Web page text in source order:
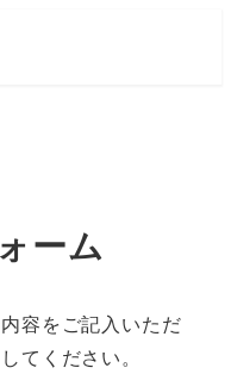
ーム
容をご記入いただ
てください。